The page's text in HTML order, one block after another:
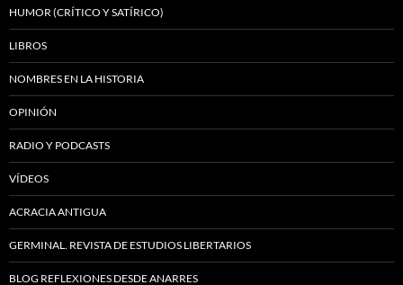
HUMOR (CRÍTICO Y SATÍRICO)
LIBROS
NOMBRES EN LA HISTORIA
OPINIÓN
RADIO Y PODCASTS
VÍDEOS
ACRACIA ANTIGUA
GERMINAL. REVISTA DE ESTUDIOS LIBERTARIOS
BLOG REFLEXIONES DESDE ANARRES